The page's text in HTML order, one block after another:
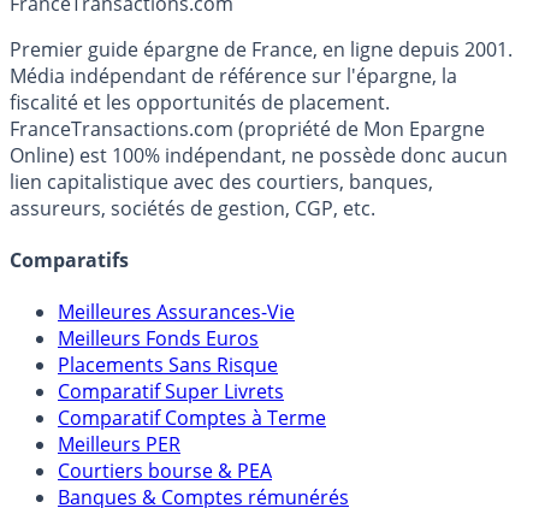
FranceTransactions.com
Premier guide épargne de France, en ligne depuis 2001.
Média indépendant de référence sur l'épargne, la
fiscalité et les opportunités de placement.
FranceTransactions.com (propriété de Mon Epargne
Online) est 100% indépendant, ne possède donc aucun
lien capitalistique avec des courtiers, banques,
assureurs, sociétés de gestion, CGP, etc.
Comparatifs
Meilleures Assurances-Vie
Meilleurs Fonds Euros
Placements Sans Risque
Comparatif Super Livrets
Comparatif Comptes à Terme
Meilleurs PER